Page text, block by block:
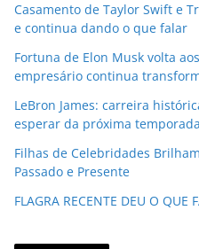
Casamento de Taylor Swift e
e continua dando o que falar
Fortuna de Elon Musk volta
empresário continua
LeBron James: carreira
esperar da próxima
Filhas de Celebridades
Passado e Presente
FLAGRA RECENTE DEU O QUE